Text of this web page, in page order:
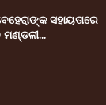
ସହାୟତାରେ
ମଣ୍ଡଳୀ...